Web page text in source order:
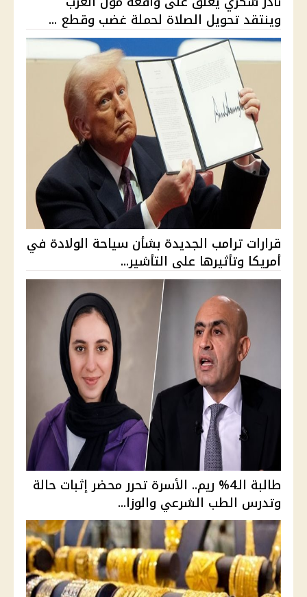
وينتقد تحويل الصلاة لحملة غضب وقطع ...
قرارات ترامب الجديدة بشأن سياحة الولادة في
أمريكا وتأثيرها على التأشير...
طالبة الـ4% ريم.. الأسرة تحرر محضر إثبات حالة
وتدرس الطب الشرعي والوزا...